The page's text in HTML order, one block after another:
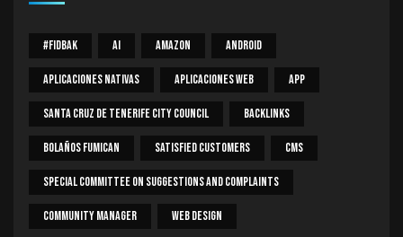
#Fidbak AI Amazon Android
Aplicaciones Nativas Aplicaciones Web App
Santa Cruz De Tenerife City Council Backlinks
Bolaños Fumican Satisfied Customers CMS
Special Committee On Suggestions And Complaints
Community Manager Web Design